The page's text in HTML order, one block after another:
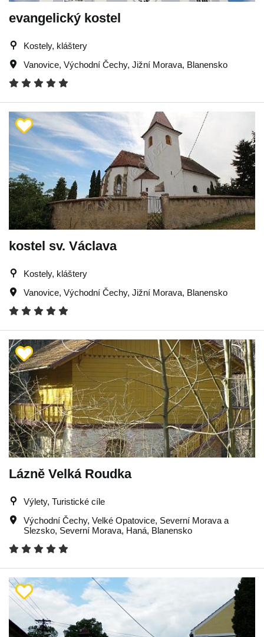
evangelický kostel
Kostely, kláštery
Vanovice, Východní Čechy, Jižní Morava, Blanensko
kostel sv. Václava
Kostely, kláštery
Vanovice, Východní Čechy, Jižní Morava, Blanensko
Lázně Velká Roudka
Výlety, Turistické cíle
Východní Čechy, Velké Opatovice, Severní Morava a
Slezsko, Severní Morava, Haná, Blanensko